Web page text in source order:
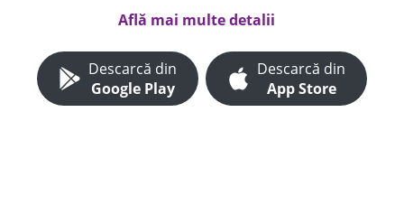
Află mai multe detalii
Descarcă din
Google Play
Descarcă din
App Store